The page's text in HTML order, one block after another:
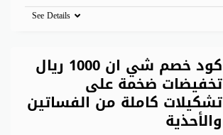
See Details
كود خصم شي ان 1000 ريال
تخفيضات ضخمة على
تشكيلات كاملة من الفساتين
والأحذية